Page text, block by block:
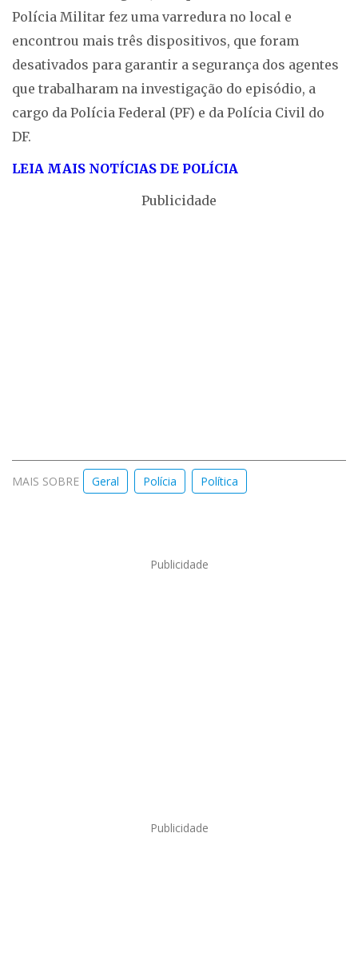
Polícia Militar fez uma varredura no local e
encontrou mais três dispositivos, que foram
desativados para garantir a segurança dos agentes
que trabalharam na investigação do episódio, a
cargo da Polícia Federal (PF) e da Polícia Civil do
DF.
LEIA MAIS NOTÍCIAS DE POLÍCIA
Publicidade
MAIS SOBRE Geral Polícia Política
Publicidade
Publicidade